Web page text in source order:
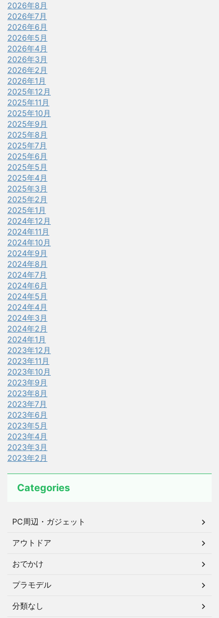
2026年8月
2026年7月
2026年6月
2026年5月
2026年4月
2026年3月
2026年2月
2026年1月
2025年12月
2025年11月
2025年10月
2025年9月
2025年8月
2025年7月
2025年6月
2025年5月
2025年4月
2025年3月
2025年2月
2025年1月
2024年12月
2024年11月
2024年10月
2024年9月
2024年8月
2024年7月
2024年6月
2024年5月
2024年4月
2024年3月
2024年2月
2024年1月
2023年12月
2023年11月
2023年10月
2023年9月
2023年8月
2023年7月
2023年6月
2023年5月
2023年4月
2023年3月
2023年2月
Categories
PC周辺・ガジェット
アウトドア
おでかけ
プラモデル
分類なし